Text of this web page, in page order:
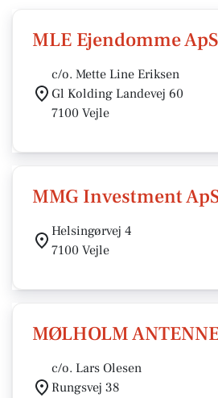
MLE Ejendomme ApS
c/o. Mette Line Eriksen
Gl Kolding Landevej 60
7100 Vejle
MMG Investment
Helsingørvej 4
7100 Vejle
MØLHOLM
c/o. Lars Olesen
Rungsvej 38